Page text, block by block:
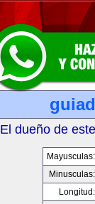
El dueño de
Mayusculas:
Minusculas:
Longitud: